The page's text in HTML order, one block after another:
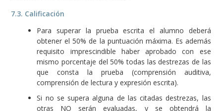
7.3. Calificación
Para superar la prueba escrita el alumno deberá
obtener el 50% de la puntuación máxima. Es además
requisito imprescindible haber aprobado con ese
mismo porcentaje del 50% todas las destrezas de las
que consta la prueba (comprensión auditiva,
comprensión de lectura y expresión escrita).
Si no se supera alguna de las citadas destrezas, las
otras NO serán evaluadas, y se obtendrá la